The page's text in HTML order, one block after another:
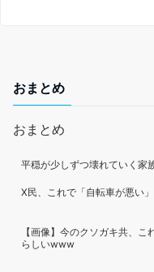
おまとめ
おまとめ
平穏が少しずつ壊れていく家
X民、これで「自転車が悪い
【画像】今のクソガキ共、
らしいwww